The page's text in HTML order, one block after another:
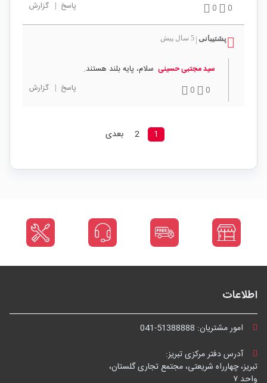
0
0 پاسخ | گزارش
پشتیبانی 5 سال پیش
سید مجتبی حسینی سلام، پایه بلند هستند.
0
0 پاسخ | گزارش
1
2 بعدی
اطلاعات
امور مشتریان: 041-51388888
آدرس دفتر مرکزی تبریز:
تبریز، چهارراه شریعتی، مجتمع تجاری گلستان،
واحد ۷